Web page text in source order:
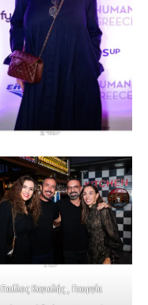
Παύλος Καγιαλής , Γεωργία